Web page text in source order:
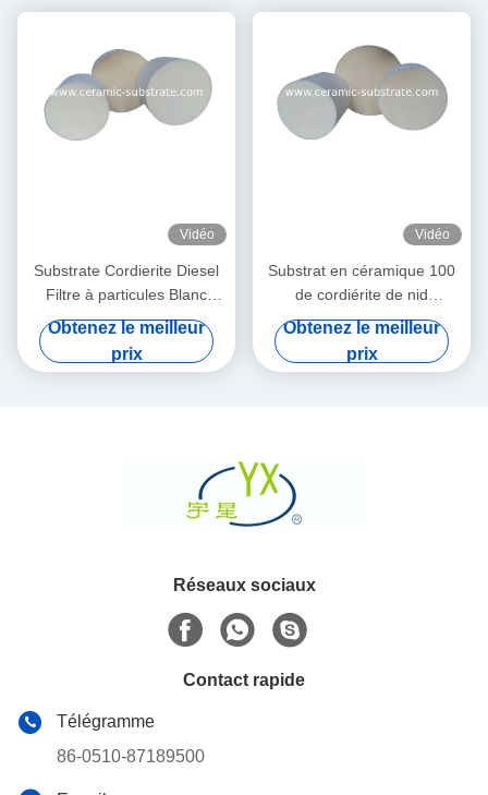
Vidéo
Substrate Cordierite Diesel
Filtre à particules Blanc
Haute porosité
Obtenez le meilleur
prix
Vidéo
Substrat en céramique 100
de cordiérite de nid
d'abeilles rond de Dpf
densité de 200 cellules de
CPSI
Obtenez le meilleur
prix
Réseaux sociaux
Contact rapide
Télégramme
86-0510-87189500